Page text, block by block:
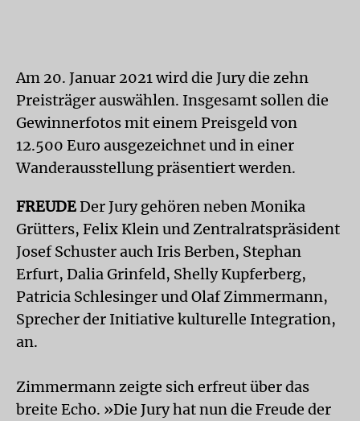
Am 20. Januar 2021 wird die Jury die zehn
Preisträger auswählen. Insgesamt sollen die
Gewinnerfotos mit einem Preisgeld von
12.500 Euro ausgezeichnet und in einer
Wanderausstellung präsentiert werden.
FREUDEDer Jury gehören neben Monika
Grütters, Felix Klein und Zentralratspräsident
Josef Schuster auch Iris Berben, Stephan
Erfurt, Dalia Grinfeld, Shelly Kupferberg,
Patricia Schlesinger und Olaf Zimmermann,
Sprecher der Initiative kulturelle Integration,
an.
Zimmermann zeigte sich erfreut über das
breite Echo. »Die Jury hat nun die Freude der